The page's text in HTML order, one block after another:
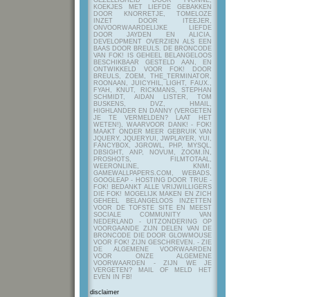
KOEKJES MET LIEFDE GEBAKKEN
DOOR KNORRETJE, TOMELOZE
INZET DOOR ITEEJER,
ONVOORWAARDELIJKE LIEFDE
DOOR JAYDEN EN ALICIA,
DEVELOPMENT OVERZIEN ALS EEN
BAAS DOOR BREULS. DE BRONCODE
VAN FOK! IS GEHEEL BELANGELOOS
BESCHIKBAAR GESTELD AAN, EN
ONTWIKKELD VOOR FOK! DOOR
BREULS, ZOEM, THE_TERMINATOR,
ROONAAN, JUICYHIL, LIGHT, FAUX.,
FYAH, KNUT, RICKMANS, STEPHAN
SCHMIDT, AIDAN LISTER, TOM
BUSKENS, DVZ, HMAIL,
HIGHLANDER EN DANNY (VERGETEN
JE TE VERMELDEN? LAAT HET
WETEN!), WAARVOOR DANK! - FOK!
MAAKT ONDER MEER GEBRUIK VAN
JQUERY, JQUERYUI, JWPLAYER, YUI,
FANCYBOX, JGROWL, PHP, MYSQL,
DBSIGHT, ANP, NOVUM, ZOOM.IN,
PROSHOTS, FILMTOTAAL,
WEERONLINE, KNMI,
GAMEWALLPAPERS.COM, WEBADS,
GOOGLEAP - HOSTING DOOR TRUE -
FOK! BEDANKT ALLE VRIJWILLIGERS
DIE FOK! MOGELIJK MAKEN EN ZICH
GEHEEL BELANGELOOS INZETTEN
VOOR DE TOFSTE SITE EN MEEST
SOCIALE COMMUNITY VAN
NEDERLAND - UITZONDERING OP
VOORGAANDE ZIJN DELEN VAN DE
BRONCODE DIE DOOR GLOWMOUSE
VOOR FOK! ZIJN GESCHREVEN. - ZIE
DE ALGEMENE VOORWAARDEN
VOOR ONZE ALGEMENE
VOORWAARDEN - ZIJN WE JE
VERGETEN? MAIL OF MELD HET
EVEN IN FB!
disclaimer